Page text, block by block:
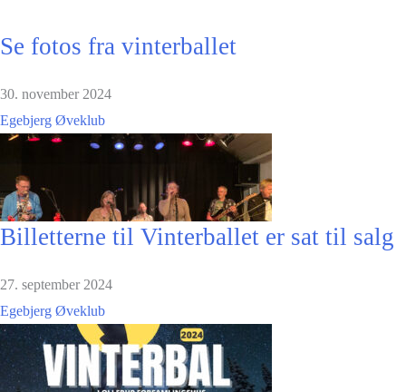
Se fotos fra vinterballet
30. november 2024
Egebjerg Øveklub
Billetterne til Vinterballet er sat til salg
27. september 2024
Egebjerg Øveklub